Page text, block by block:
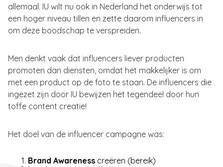
allemaal. IU wilt nu ook in Nederland het onderwijs tot
een hoger niveau tillen en zette daarom influencers in
om deze boodschap te verspreiden.
Men denkt vaak dat influencers liever producten
promoten dan diensten, omdat het makkelijker is om
met een product op de foto te staan. De influencers die
ingezet zijn door IU bewijzen het tegendeel door hun
toffe content creatie!
Het doel van de influencer campagne was:
Brand Awareness creëren (bereik)